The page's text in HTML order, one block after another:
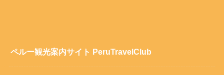
ペルー観光案内サイト PeruTravelClub